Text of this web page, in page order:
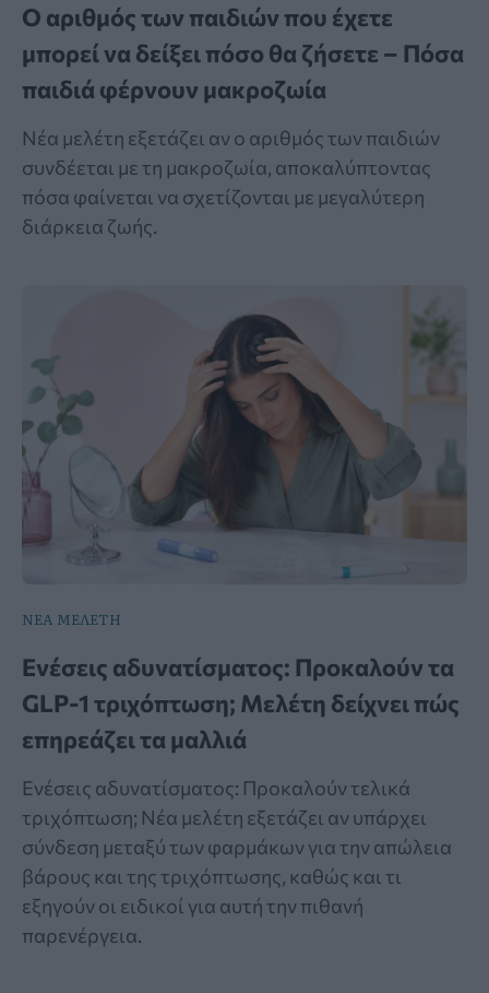
Ο αριθμός των παιδιών που έχετε
μπορεί να δείξει πόσο θα ζήσετε – Πόσα
παιδιά φέρνουν μακροζωία
Νέα μελέτη εξετάζει αν ο αριθμός των παιδιών
συνδέεται με τη μακροζωία, αποκαλύπτοντας
πόσα φαίνεται να σχετίζονται με μεγαλύτερη
διάρκεια ζωής.
ΝΕΑ ΜΕΛΕΤΗ
Ενέσεις αδυνατίσματος: Προκαλούν τα
GLP-1 τριχόπτωση; Μελέτη δείχνει πώς
επηρεάζει τα μαλλιά
Ενέσεις αδυνατίσματος: Προκαλούν τελικά
τριχόπτωση; Νέα μελέτη εξετάζει αν υπάρχει
σύνδεση μεταξύ των φαρμάκων για την απώλεια
βάρους και της τριχόπτωσης, καθώς και τι
εξηγούν οι ειδικοί για αυτή την πιθανή
παρενέργεια.